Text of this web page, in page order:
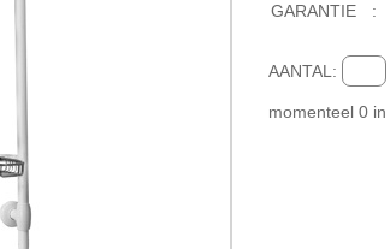
GARANTIE
:
AANTAL:
momenteel 0 in